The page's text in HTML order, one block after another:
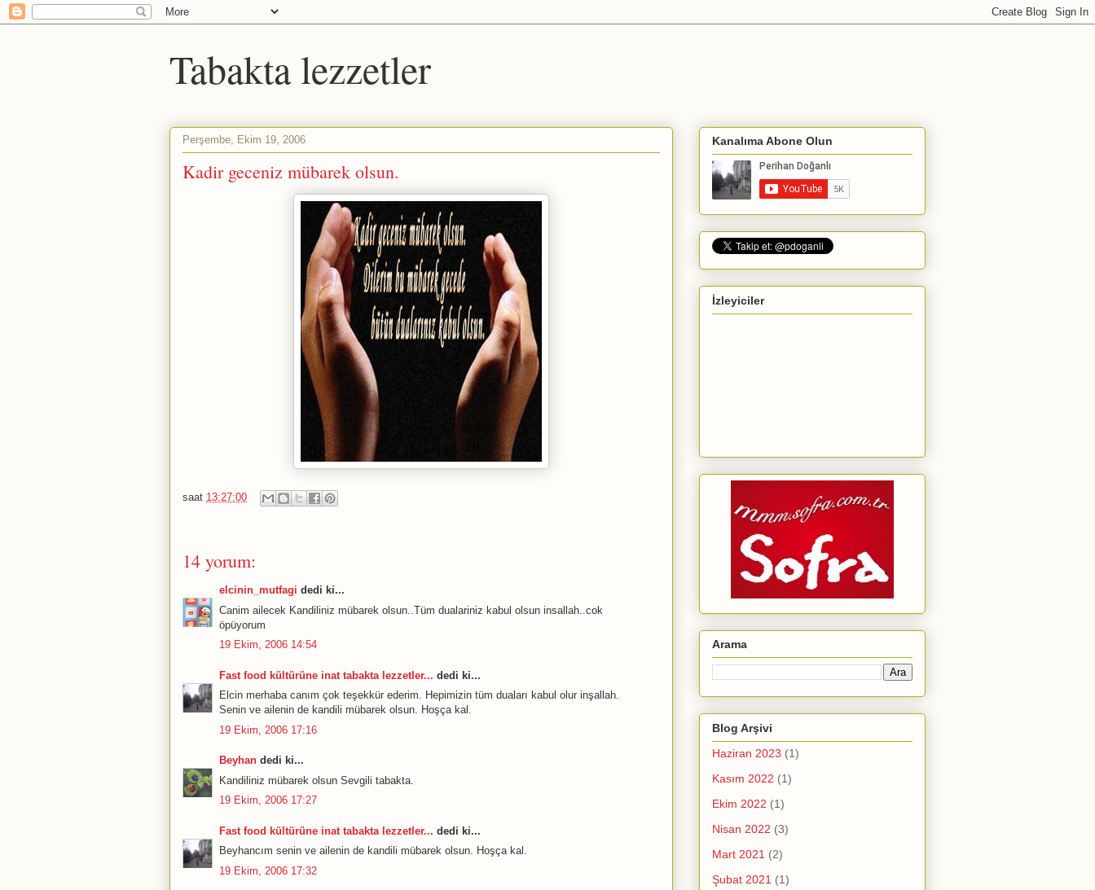
Tabakta lezzetler
Perşembe, Ekim 19, 2006
Kadir geceniz mübarek olsun.
saat 13:27:00
14 yorum:
elcinin_mutfagi dedi ki...
Canim ailecek Kandiliniz mübarek olsun..Tüm dualariniz kabul olsun insallah..cok
öpüyorum
19 Ekim, 2006 14:54
Fast food kültürüne inat tabakta lezzetler... dedi ki...
Elcin merhaba canım çok teşekkür ederim. Hepimizin tüm duaları kabul olur inşallah.
Senin ve ailenin de kandili mübarek olsun. Hoşça kal.
19 Ekim, 2006 17:16
Beyhan dedi ki...
Kandiliniz mübarek olsun Sevgili tabakta.
19 Ekim, 2006 17:27
Fast food kültürüne inat tabakta lezzetler... dedi ki...
Beyhancım senin ve ailenin de kandili mübarek olsun. Hoşça kal.
19 Ekim, 2006 17:32
Kanalıma Abone Olun
İzleyiciler
Arama
Blog Arşivi
Haziran 2023 (1)
Kasım 2022 (1)
Ekim 2022 (1)
Nisan 2022 (3)
Mart 2021 (2)
Şubat 2021 (1)